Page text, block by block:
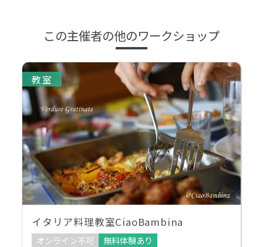
この主催者の他のワークショップ
教室
イタリア料理教室CiaoBambina
オンライン不可
無料体験あり